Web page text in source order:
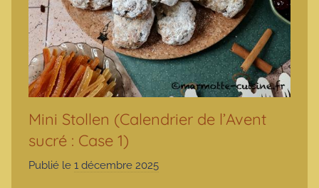
Mini Stollen (Calendrier de l’Avent
sucré : Case 1)
Publié le 1 décembre 2025